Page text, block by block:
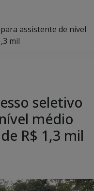
assistente de nível
mil
seletivo
médio
R$ 1,3 mil